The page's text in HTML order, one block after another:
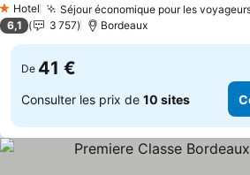
1 Étoiles
Hotel Séjour économique pour les
6,1 3 757 Bordeaux
De 41 €
Consulter les prix de 10 sites